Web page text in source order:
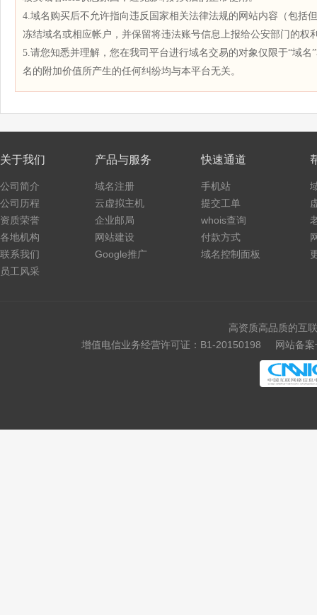
4.域名购买后不允许指向违反国家相关法律法规的网站内容（包括
冻结域名或相应帐户，并保留将违法账号信息上报给公安部门的权
5.请您知悉并理解，您在我司平台进行域名交易的对象仅限于“域
名的附加价值所产生的任何纠纷均与本平台无关。
关于我们
公司简介
公司历程
资质荣誉
各地机构
联系我们
员工风采
产品与服务
域名注册
云虚拟主机
企业邮局
网站建设
Google推广
快速通道
手机站
提交工单
whois查询
付款方式
域名控制面板
高资质高品质的互
增值电信业务经营许可证：B1-20150198
网站备